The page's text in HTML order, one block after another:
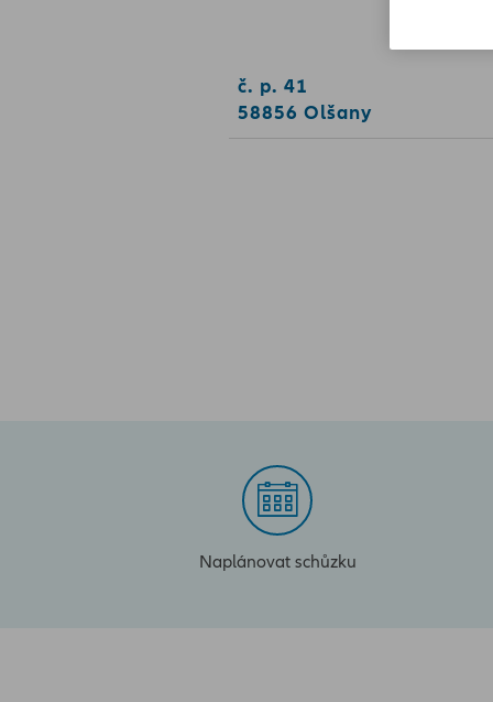
č. p. 41
58856 Olšany
Naplánovat schůzku